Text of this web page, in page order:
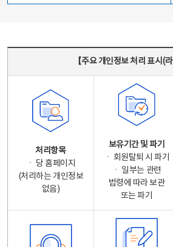
【주요 개인정보 처리 표시(라
처리항목
ㆍ 당 홈페이지
(처리하는 개인정보
없음)
보유기간 및 파기
ㆍ 회원탈퇴 시 파기
ㆍ 일부는 관련
법령에 따라 보관
또는 파기